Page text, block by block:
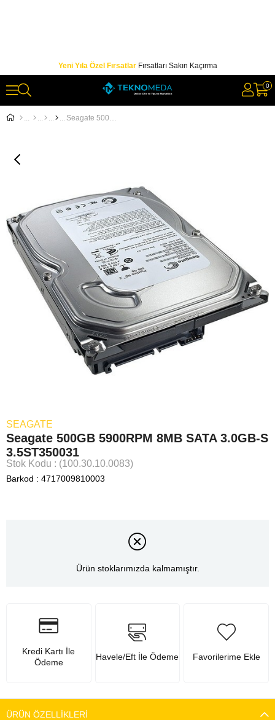
Yeni Yıla Özel FırsatlarFırsatları Sakın Kaçırma
0
Seagate 500GB 5900RPM 8MB SATA 3.0GB-S 3.5ST350031
SEAGATE
Seagate 500GB 5900RPM 8MB SATA 3.0GB-S
3.5ST350031
Stok Kodu (100.30.10.0083)
Barkod : 4717009810003
Ürün stoklarımızda kalmamıştır.
Kredi Kartı İle
Ödeme
Havele/Eft İle Ödeme Favorilerime Ekle
ÜRÜN ÖZELLIKLERI